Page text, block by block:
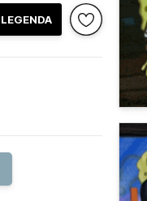
LEGENDA